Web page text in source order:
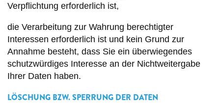
Verpflichtung erforderlich ist,
die Verarbeitung zur Wahrung berechtigter
Interessen erforderlich ist und kein Grund zur
Annahme besteht, dass Sie ein überwiegendes
schutzwürdiges Interesse an der Nichtweitergabe
Ihrer Daten haben.
LÖSCHUNG BZW. SPERRUNG DER DATEN